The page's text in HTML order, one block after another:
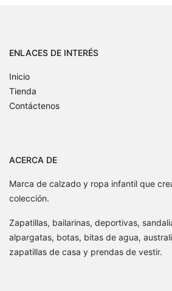
ENLACES DE INTERÉS
Inicio
Tienda
Contáctenos
ACERCA DE
Marca de calzado y ropa infantil que
colección.
Zapatillas, bailarinas, deportivas,
alpargatas, botas, bitas de agua,
zapatillas de casa y prendas de vestir.